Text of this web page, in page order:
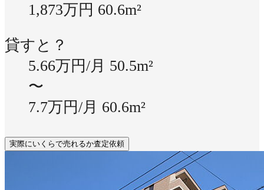
1,873万円 60.6m²
貸すと？
5.66万円/月 50.5m²
〜
7.7万円/月 60.6m²
実際にいくらで売れるか査定依頼